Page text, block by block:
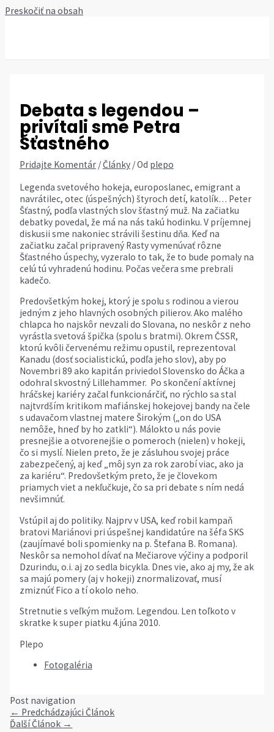
Preskočiť na obsah
Debata s legendou –
privítali sme Petra
Šťastného
Pridajte Komentár /Články/ Od plepo
Legenda svetového hokeja, europoslanec, emigrant a
navrátilec, otec (úspešných) štyroch detí, katolík… Peter
Šťastný, podľa vlastných slov šťastný muž. Na začiatku
debatky povedal, že má na nás takú hodinku. V príjemnej
diskusii sme nakoniec strávili šestinu dňa. Keď na
začiatku začal pripravený Rasty vymenúvať rôzne
Šťastného úspechy, vyzeralo to tak, že to bude pomaly na
celú tú vyhradenú hodinu. Počas večera sme prebrali
kadečo.
Predovšetkým hokej, ktorý je spolu s rodinou a vierou
jedným z jeho hlavných osobných pilierov. Ako malého
chlapca ho najskôr nevzali do Slovana, no neskôr z neho
vyrástla svetová špička (spolu s bratmi). Okrem ČSSR,
ktorú kvôli červenému režimu opustil, reprezentoval
Kanadu (dosť socialistickú, podľa jeho slov), aby po
Novembri 89 ako kapitán priviedol Slovensko do Áčka a
odohral skvostný Lillehammer. Po skončení aktívnej
hráčskej kariéry začal funkcionárčiť, no rýchlo sa stal
najtvrdším kritikom mafiánskej hokejovej bandy na čele
s udavačom vlastnej matere Širokým („on do USA
nemôže, hneď by ho zatkli“). Málokto u nás povie
presnejšie a otvorenejšie o pomeroch (nielen) v hokeji,
čo si myslí. Nielen preto, že je zásluhou svojej práce
zabezpečený, aj keď „môj syn za rok zarobí viac, ako ja
za kariéru“. Predovšetkým preto, že je človekom
priamych viet a nekľučkuje, čo sa pri debate s ním nedá
nevšimnúť.
Vstúpil aj do politiky. Najprv v USA, keď robil kampaň
bratovi Mariánovi pri úspešnej kandidatúre na šéfa SKS
(zaujímavé boli spomienky na p. Štefana B. Romana).
Neskôr sa nemohol dívať na Mečiarove výčiny a podporil
Dzurindu, o.i. aj zo sedla bicykla. Dnes vie, ako aj my, že ak
sa majú pomery (aj v hokeji) znormalizovať, musí
zmiznúť Fico a tí okolo neho.
Stretnutie s veľkým mužom. Legendou. Len toľkoto v
skratke k super piatku 4.júna 2010.
Plepo
Fotogaléria
Post navigation
← Predchádzajúci Článok
Ďalší Článok →